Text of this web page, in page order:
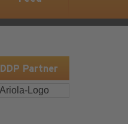
DDP Partner